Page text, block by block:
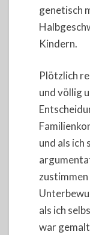
genetisch
Kindern.
Plötzlich
und völlig
und als ich
zustimmen
als ich
war